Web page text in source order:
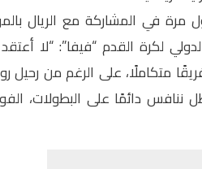
مرة في المشاركة مع الريال
لكرة القدم “فيفا”: “لا
متكاملًا، على الرغم من رحيل
ننافس دائمًا على البطولات،